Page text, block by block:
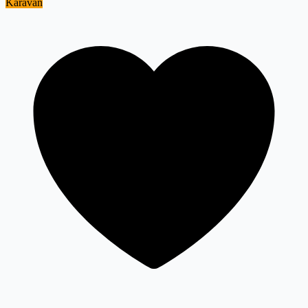
Karavan